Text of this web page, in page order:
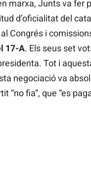
marxa, Junts va fer
d’oficialitat del
Congrés i
17-A. Els seus set
Tot i
negociació va
“no fia”, que “es